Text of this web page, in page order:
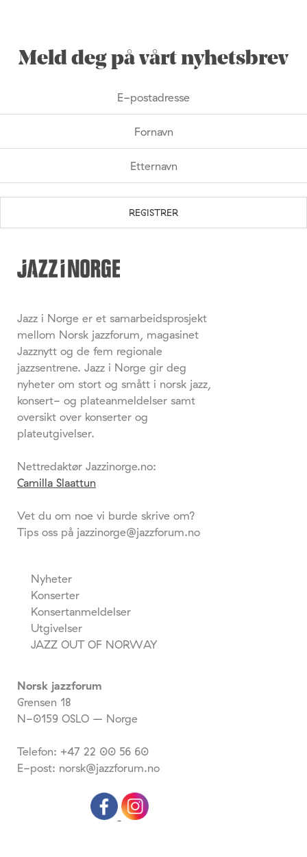
Meld deg på vårt nyhetsbrev
Jazz i Norge er et samarbeidsprosjekt
mellom Norsk jazzforum, magasinet
Jazznytt og de fem regionale
jazzsentrene. Jazz i Norge gir deg
nyheter om stort og smått i norsk jazz,
konsert- og plateanmeldelser samt
oversikt over konserter og
plateutgivelser.
Nettredaktør Jazzinorge.no:
Camilla Slaattun
Vet du om noe vi burde skrive om?
Tips oss på jazzinorge@jazzforum.no
Nyheter
Konserter
Konsertanmeldelser
Utgivelser
JAZZ OUT OF NORWAY
Norsk jazzforum
Grensen 18
N-0159 OSLO – Norge
Telefon: +47 22 00 56 60
E-post: norsk@jazzforum.no